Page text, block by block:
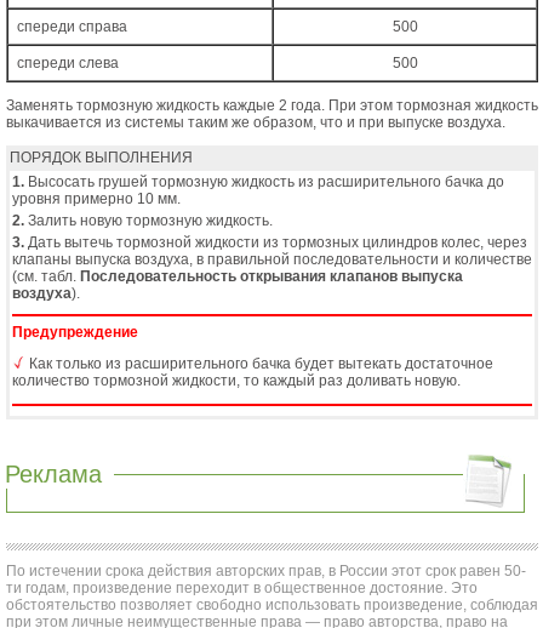
спереди справа 500
спереди слева 500
Заменять тормозную жидкость каждые 2 года. При этом тормозная жидкость
выкачивается из системы таким же образом, что и при выпуске воздуха.
ПОРЯДОК ВЫПОЛНЕНИЯ
1. Высосать грушей тормозную жидкость из расширительного бачка до
уровня примерно 10 мм.
2. Залить новую тормозную жидкость.
3. Дать вытечь тормозной жидкости из тормозных цилиндров колес, через
клапаны выпуска воздуха, в правильной последовательности и количестве
(см. табл. Последовательность открывания клапанов выпуска
воздуха).
Предупреждение
Как только из расширительного бачка будет вытекать достаточное
количество тормозной жидкости, то каждый раз доливать новую.
Реклама
По истечении срока действия авторских прав, в России этот срок равен 50-
ти годам, произведение переходит в общественное достояние. Это
обстоятельство позволяет свободно использовать произведение, соблюдая
при этом личные неимущественные права — право авторства, право на